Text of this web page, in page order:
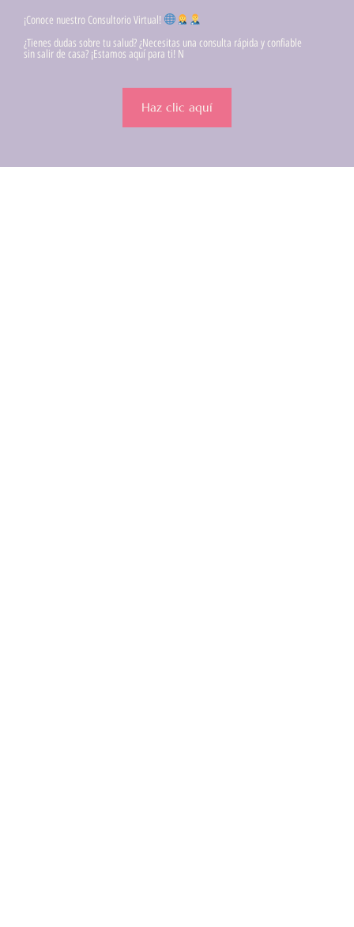
¡Conoce nuestro Consultorio Virtual!
¿Tienes dudas sobre tu salud? ¿Necesitas una consulta rápida y confiable
sin salir de casa? ¡Estamos aquí para ti! N
Haz clic aquí